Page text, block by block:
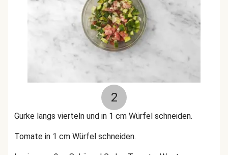
2
Gurke längs vierteln und in 1 cm Würfel schneiden.
Tomate in 1 cm Würfel schneiden.